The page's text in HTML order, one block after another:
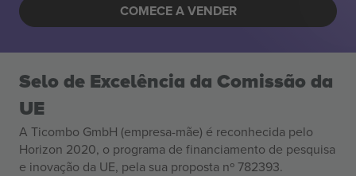
COMECE A VENDER
Selo de Excelência da Comissão da
UE
A Ticombo GmbH (empresa-mãe) é reconhecida pelo
Horizon 2020, o programa de financiamento de pesquisa
e inovação da UE, pela sua proposta nº 782393.